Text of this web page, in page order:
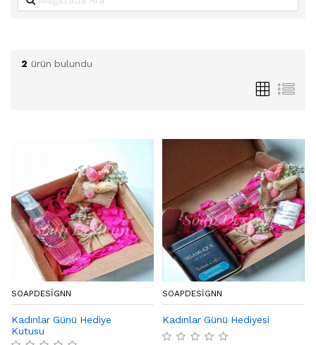
2 ürün bulundu
SOAPDESIGNN
Kadınlar Günü Hediye
Kutusu
SOAPDESIGNN
Kadınlar Günü Hediyesi